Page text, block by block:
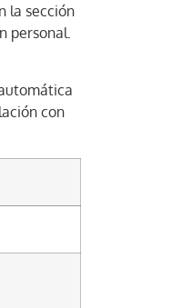
la sección
personal.
con